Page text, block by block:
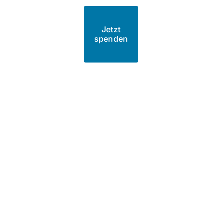
Jetzt
spenden